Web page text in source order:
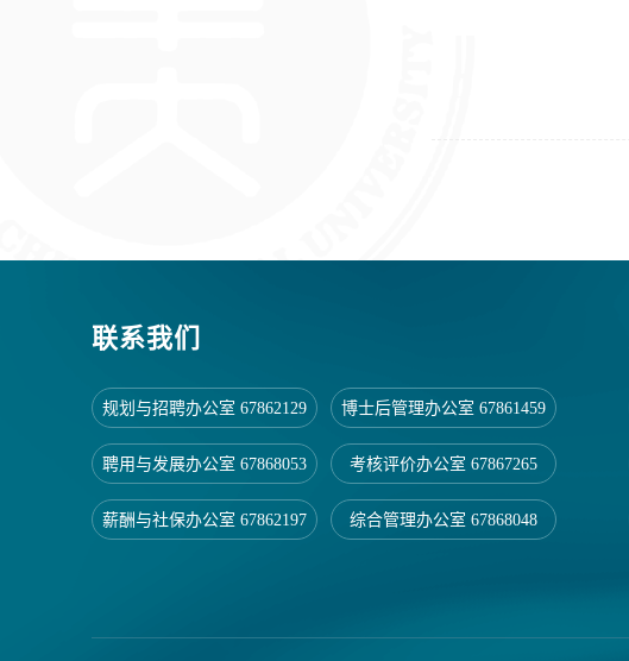
联系我们
规划与招聘办公室 67862129 博士后管理办公室 67861459
聘用与发展办公室 67868053 考核评价办公室 67867265
薪酬与社保办公室 67862197 综合管理办公室 67868048